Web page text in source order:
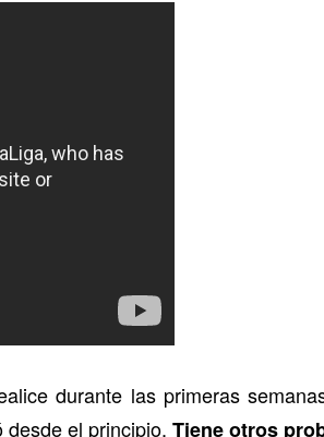
durante las primeras
desde el principio. Tiene otros